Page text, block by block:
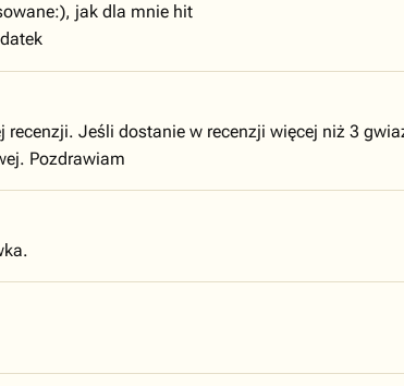
jak dla mnie hit
recenzji. Jeśli dostanie w recenzji więcej niż 3
Pozdrawiam